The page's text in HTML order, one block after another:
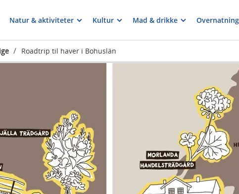
Natur & aktiviteter Kultur Mad & drikke Overnatning
/ Roadtrip til haver i Bohuslän